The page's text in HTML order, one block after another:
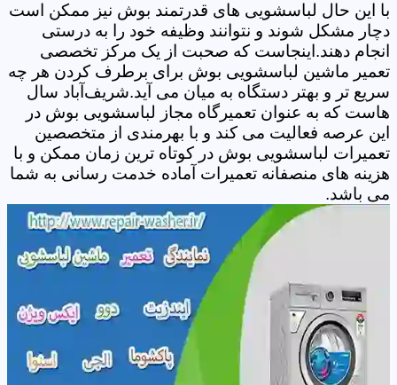
با این حال لباسشویی های قدرتمند بوش نیز ممکن است
دچار مشکل شوند و نتوانند وظیفه خود را به درستی
انجام دهند.اینجاست که صحبت از یک مرکز تخصصی
تعمیر ماشین لباسشویی بوش برای برطرف کردن هر چه
سریع تر و بهتر دستگاه به میان می آید.شریف‌آباد سال
هاست که به عنوان تعمیرگاه مجاز لباسشویی بوش در
این عرصه فعالیت می کند و با بهرمندی از متخصصین
تعمیرات لباسشویی بوش در کوتاه ترین زمان ممکن و با
هزینه های منصفانه تعمیرات آماده خدمت رسانی به شما
می باشد.